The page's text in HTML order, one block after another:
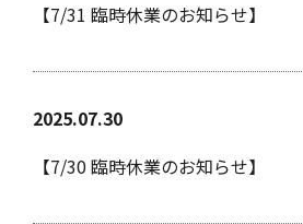
Home
VIPルーム
【7/31 臨時休業のお知らせ】
2025.07.30
【7/30 臨時休業のお知らせ】